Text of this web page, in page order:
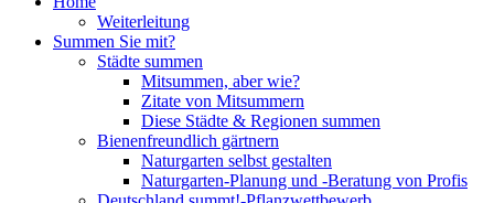
Weiterleitung
Summen Sie mit?
Städte summen
Mitsummen, aber wie?
Zitate von Mitsummern
Diese Städte & Regionen summen
Bienenfreundlich gärtnern
Naturgarten selbst gestalten
Naturgarten-Planung und -Beratung von Profis